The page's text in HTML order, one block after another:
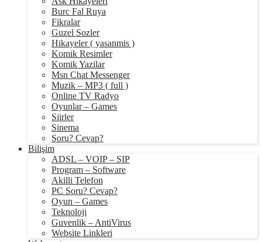
Burc Fal Ruya
Fikralar
Guzel Sozler
Hikayeler ( yasanmis )
Komik Resimler
Komik Yazilar
Msn Chat Messenger
Muzik – MP3 ( full )
Online TV Radyo
Oyunlar – Games
Siirler
Sinema
Soru? Cevap?
Bilişim
ADSL – VOIP – SIP
Program – Software
Akilli Telefon
PC Soru? Cevap?
Oyun – Games
Teknoloji
Guvenlik – AntiVirus
Website Linkleri